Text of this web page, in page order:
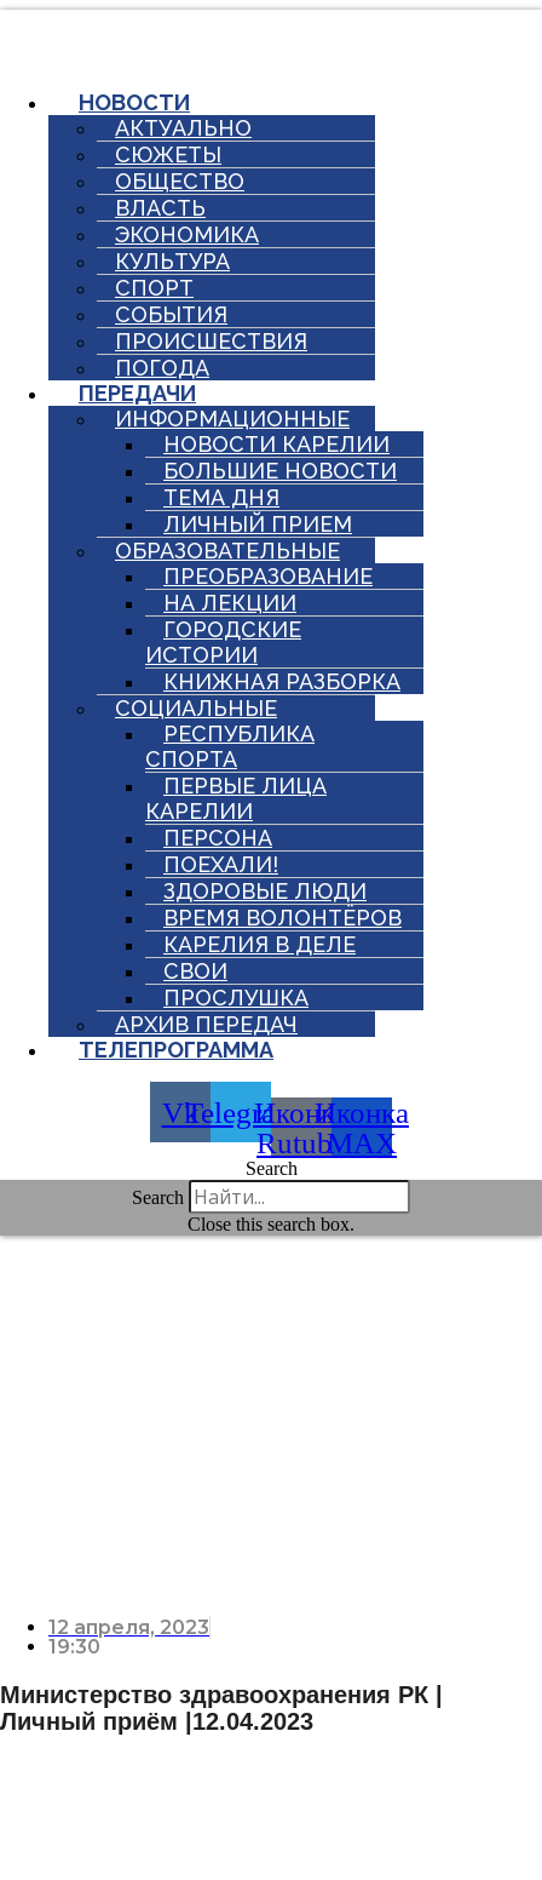
НОВОСТИ
АКТУАЛЬНО
СЮЖЕТЫ
ОБЩЕСТВО
ВЛАСТЬ
ЭКОНОМИКА
КУЛЬТУРА
СПОРТ
СОБЫТИЯ
ПРОИСШЕСТВИЯ
ПОГОДА
ПЕРЕДАЧИ
ИНФОРМАЦИОННЫЕ
НОВОСТИ КАРЕЛИИ
БОЛЬШИЕ НОВОСТИ
ТЕМА ДНЯ
ЛИЧНЫЙ ПРИЕМ
ОБРАЗОВАТЕЛЬНЫЕ
ПРЕОБРАЗОВАНИЕ
НА ЛЕКЦИИ
ГОРОДСКИЕ
ИСТОРИИ
КНИЖНАЯ РАЗБОРКА
СОЦИАЛЬНЫЕ
РЕСПУБЛИКА
СПОРТА
ПЕРВЫЕ ЛИЦА
КАРЕЛИИ
ПЕРСОНА
ПОЕХАЛИ!
ЗДОРОВЫЕ ЛЮДИ
ВРЕМЯ ВОЛОНТЁРОВ
КАРЕЛИЯ В ДЕЛЕ
СВОИ
ПРОСЛУШКА
АРХИВ ПЕРЕДАЧ
ТЕЛЕПРОГРАММА
VkTelegramИконка
Rutube
Иконка
MAX
Search
Search
Close this search box.
12 апреля, 2023
19:30
Министерство здравоохранения РК |
Личный приём |12.04.2023